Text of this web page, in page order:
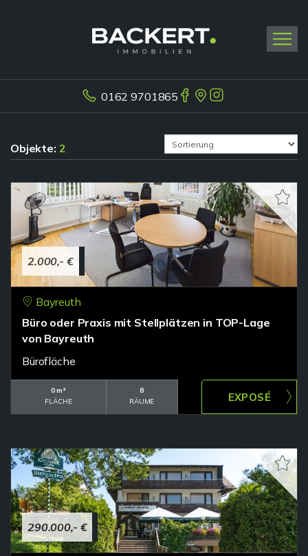
0162 9701865
Objekte: 2
2.000,- €
Bayreuth
Büro oder Praxis mit Stellplätzen in TOP-Lage
von Bayreuth
Bürofläche
0 m²
FLÄCHE
8
RÄUME
290.000,- €